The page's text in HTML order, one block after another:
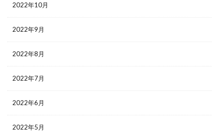
2022年10月
2022年9月
2022年8月
2022年7月
2022年6月
2022年5月